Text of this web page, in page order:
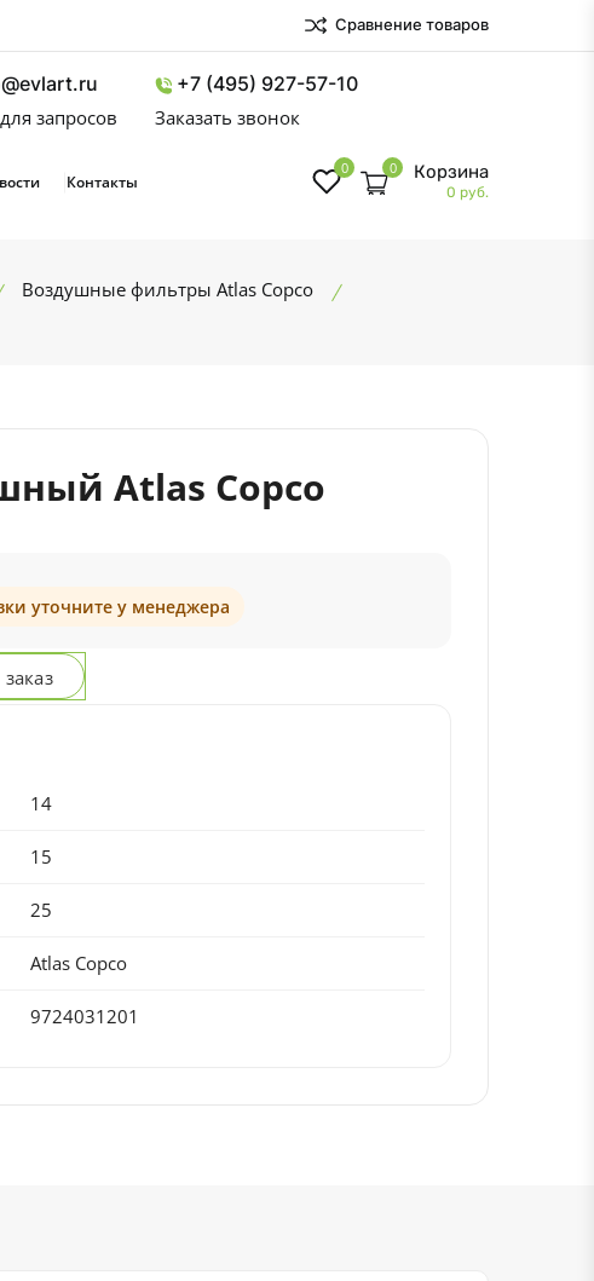
Сравнение товаров
запросов
+7 (495) 927-57-10
Заказать звонок
Контакты
0 0 Корзина
0 руб.
Воздушные фильтры Atlas Copco
Atlas Copco
уточните у менеджера
14
15
25
Atlas Copco
9724031201